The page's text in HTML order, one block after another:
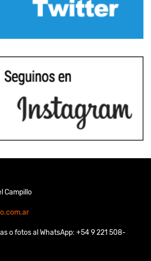
Campillo
o fotos al WhatsApp: +54 9 221 508-